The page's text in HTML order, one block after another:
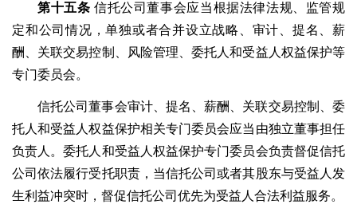
第十五条 信托公司董事会应当根据法律法规、监管规
定和公司情况，单独或者合并设立战略、审计、提名、薪
酬、关联交易控制、风险管理、委托人和受益人权益保护等
专门委员会。
信托公司董事会审计、提名、薪酬、关联交易控制、委
托人和受益人权益保护相关专门委员会应当由独立董事担任
负责人。委托人和受益人权益保护专门委员会负责督促信托
公司依法履行受托职责，当信托公司或者其股东与受益人发
生利益冲突时，督促信托公司优先为受益人合法利益服务。